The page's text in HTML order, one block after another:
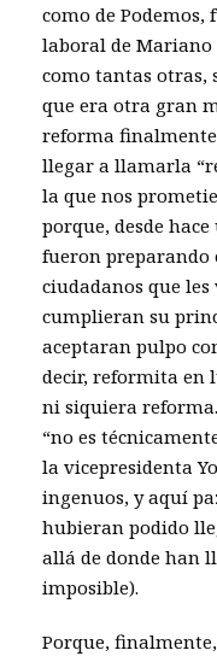
como de
laboral de Mariano
como tantas otras,
que era otra gran
reforma
llegar a llamarla
la que nos
porque, desde
fueron preparando
ciudadanos que
cumplieran su
aceptaran pulpo
decir, reformita en
ni siquiera
“no es
la vicepresidenta
ingenuos, y aquí
hubieran podido
allá de donde han
imposible).
Porque,